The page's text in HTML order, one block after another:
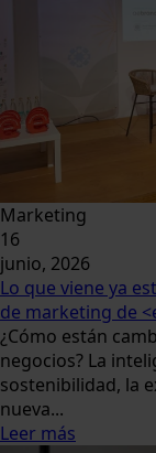
Marketing
16
junio, 2026
Lo que viene ya
de marketing de
¿Cómo están
negocios? La
sostenibilidad, la
nueva...
Leer más